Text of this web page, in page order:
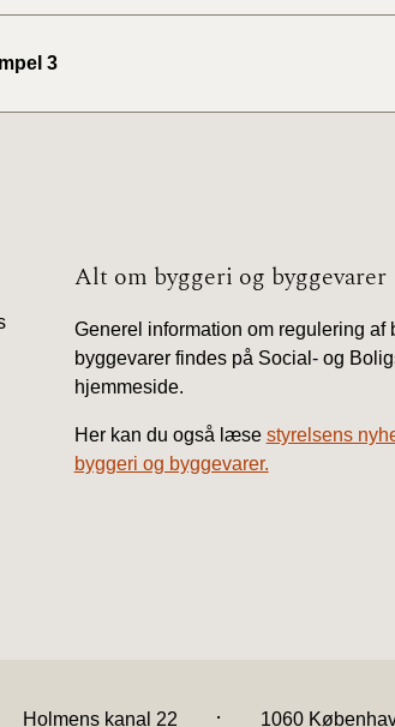
3
Alt om byggeri og byggevarer
Generel information om regulering af
byggevarer findes på Social- og
hjemmeside.
Her kan du også læse styrelsens
byggeri og byggevarer.
Holmens kanal 22 . 1060